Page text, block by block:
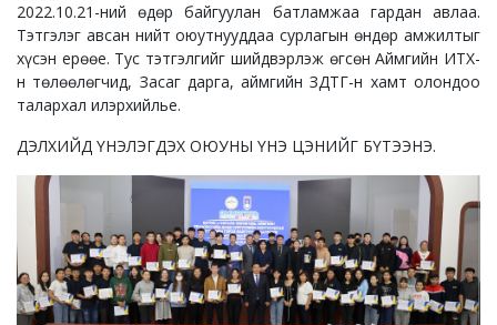
2022.10.21-ний өдөр байгуулан батламжаа гардан авлаа.
Тэтгэлэг авсан нийт оюутнууддаа сурлагын өндөр амжилтыг
хүсэн ерөөе. Тус тэтгэлгийг шийдвэрлэж өгсөн Аймгийн ИТХ-
н төлөөлөгчид, Засаг дарга, аймгийн ЗДТГ-н хамт олондоо
талархал илэрхийлье.
ДЭЛХИЙД ҮНЭЛЭГДЭХ ОЮУНЫ ҮНЭ ЦЭНИЙГ БҮТЭЭНЭ.